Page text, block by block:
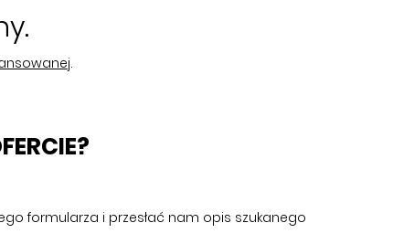
.
formularza i przesłać nam opis szukanego